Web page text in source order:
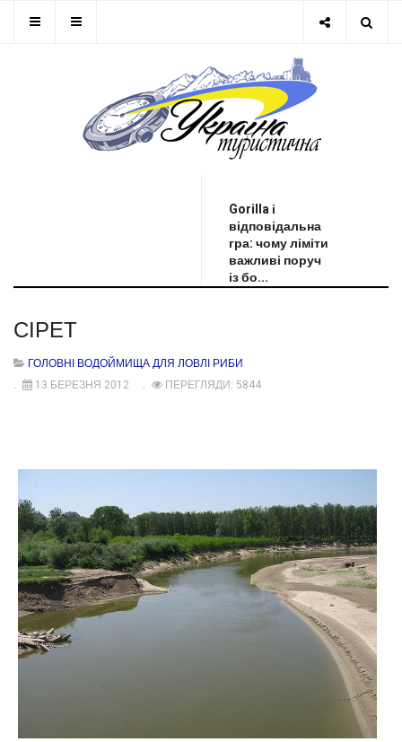
Gorilla і
відповідальна
гра: чому ліміти
важливі поруч
із бо...
СІРЕТ
ГОЛОВНІ ВОДОЙМИЩА ДЛЯ ЛОВЛІ РИБИ
13 БЕРЕЗНЯ 2012
ПЕРЕГЛЯДИ: 5844